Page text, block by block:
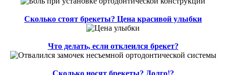
Сколько стоят брекеты? Цена красивой улыбки
Что делать, если отклеился брекет?